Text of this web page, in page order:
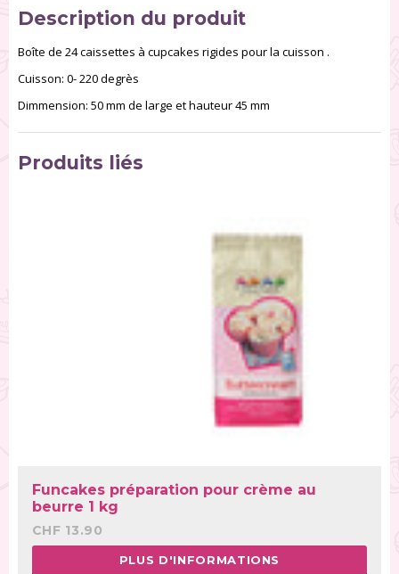
Description du produit
Boîte de 24 caissettes à cupcakes rigides pour la cuisson .
Cuisson: 0- 220 degrès
Dimmension: 50 mm de large et hauteur 45 mm
Produits liés
Funcakes préparation pour crème au
beurre 1 kg
CHF 13.90
PLUS D'INFORMATIONS